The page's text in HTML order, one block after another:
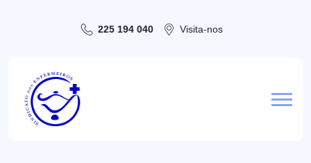
225 194 040 Visita-nos